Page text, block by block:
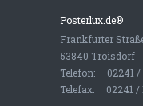
Posterlux.de®
Frankfurter
53840 Troisdorf
Telefon: 02241 /
Telefax: 02241 /